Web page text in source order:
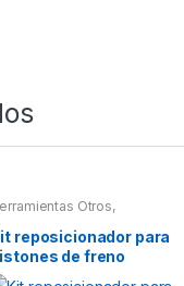
Otros,
reposicionador para
de freno